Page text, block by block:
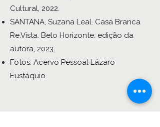
Cultural, 2022.
SANTANA, Suzana Leal. Casa Branca
Re.Vista. Belo Horizonte: edição da
autora, 2023.
Fotos: Acervo Pessoal Lázaro
Eustáquio